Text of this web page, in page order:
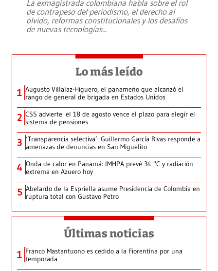
La exmagistrada colombiana habla sobre el rol
de contrapeso del periodismo, el derecho al
olvido, reformas constitucionales y los desafíos
de nuevas tecnologías...
Lo más leído
1 Augusto Villalaz-Higuero, el panameño que alcanzó el
rango de general de brigada en Estados Unidos
2 CSS advierte: el 18 de agosto vence el plazo para elegir el
sistema de pensiones
3 ‘Transparencia selectiva’: Guillermo García Rivas responde a
amenazas de denuncias en San Miguelito
4 Onda de calor en Panamá: IMHPA prevé 34 °C y radiación
extrema en Azuero hoy
5 Abelardo de la Espriella asume Presidencia de Colombia en
ruptura total con Gustavo Petro
Últimas noticias
1 Franco Mastantuono es cedido a la Fiorentina por una
temporada